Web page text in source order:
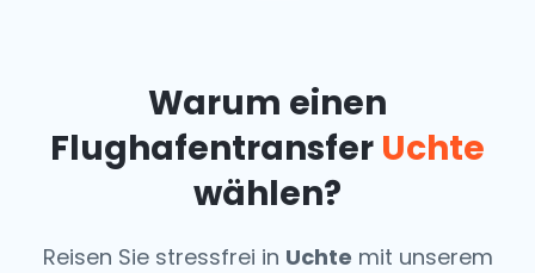
Warum einen
Flughafentransfer Uchte
wählen?
Reisen Sie stressfrei in Uchte mit unserem